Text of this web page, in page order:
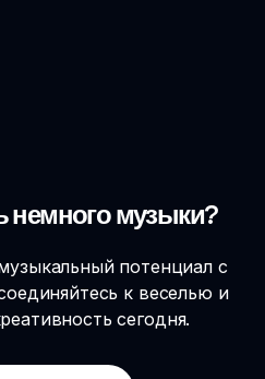
немного музыки?
потенциал с
к веселью и
сегодня.